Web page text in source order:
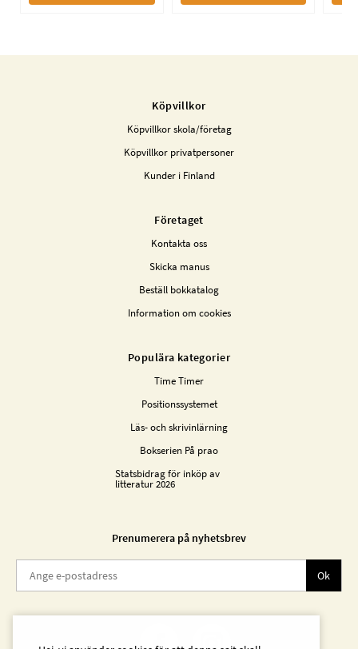
Köpvillkor
Köpvillkor skola/företag
Köpvillkor privatpersoner
Kunder i Finland
Företaget
Kontakta oss
Skicka manus
Beställ bokkatalog
Information om cookies
Populära kategorier
Time Timer
Positionssystemet
Läs- och skrivinlärning
Bokserien På prao
Statsbidrag för inköp av
litteratur 2026
Prenumerera på nyhetsbrev
Ok